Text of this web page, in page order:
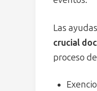
Las
crucial
proceso